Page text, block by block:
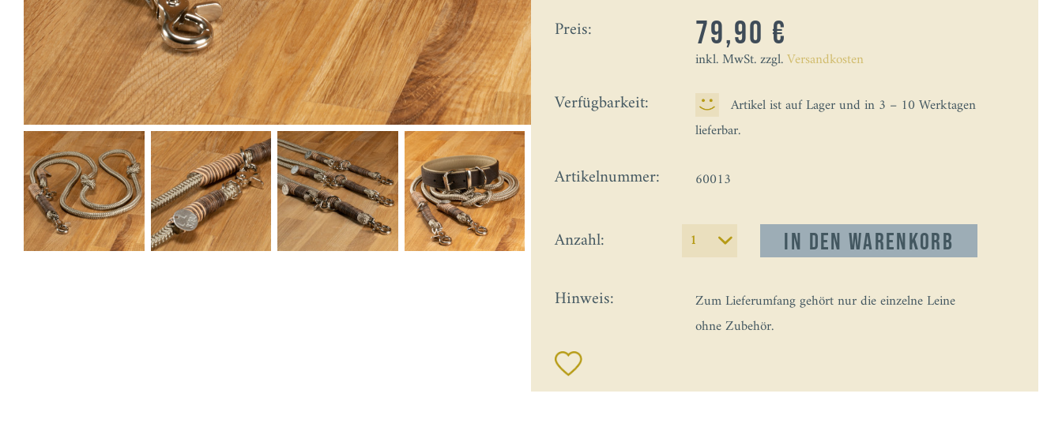
Preis: 79,90 €
inkl. MwSt. zzgl.Versandkosten
Verfügbarkeit:
Artikel ist auf Lager und in 3 – 10 Werktagen
lieferbar.
Artikelnummer: 60013
Anzahl: In den Warenkorb
Hinweis:
Zum Lieferumfang gehört nur die einzelne Leine
ohne Zubehör.